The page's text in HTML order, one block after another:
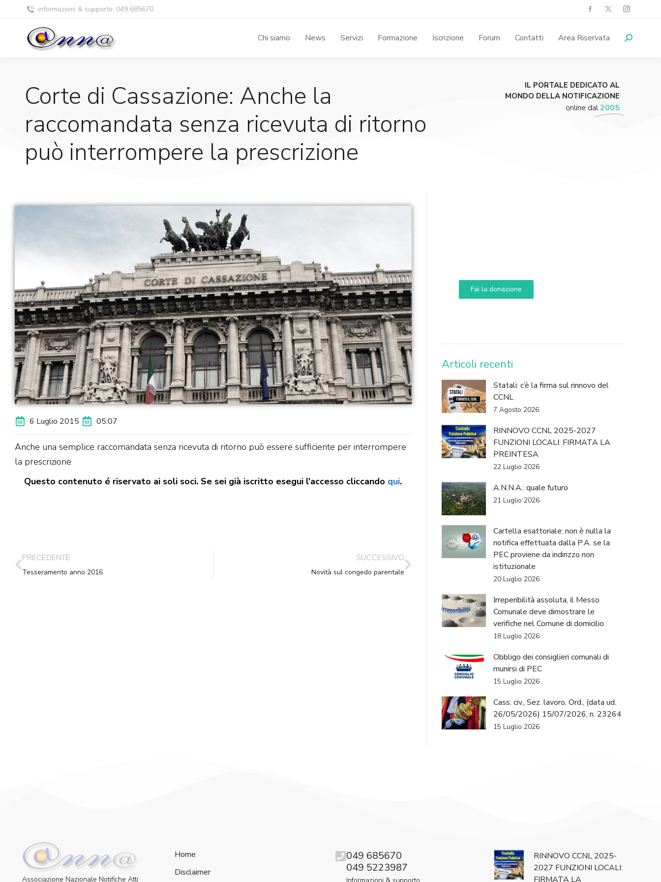
informazioni & supporto: 049 685670
Chi siamo News Servizi Formazione Iscrizione Forum Contatti Area Riservata
Corte di Cassazione: Anche la
raccomandata senza ricevuta di ritorno
può interrompere la prescrizione
IL PORTALE DEDICATO AL
MONDO DELLA NOTIFICAZIONE
online dal2005
6 Luglio 2015 05:07
Anche una semplice raccomandata senza ricevuta di ritorno può essere sufficiente per interrompere
la prescrizione
Questo contenuto é riservato ai soli soci. Se sei già iscritto esegui l'accesso cliccando qui.
PRECEDENTE
Tesseramento anno 2016
SUCCESSIVO
Novità sul congedo parentale
Fai la donazione
DONA
Articoli recenti
Statali: c’è la firma sul rinnovo del
CCNL
7 Agosto 2026
RINNOVO CCNL 2025-2027
FUNZIONI LOCALI: FIRMATA LA
PREINTESA
22 Luglio 2026
A.N.N.A.: quale futuro
21 Luglio 2026
Cartella esattoriale: non è nulla la
notifica effettuata dalla P.A. se la
PEC proviene da indirizzo non
istituzionale
20 Luglio 2026
Irreperibilità assoluta, il Messo
Comunale deve dimostrare le
verifiche nel Comune di domicilio
18 Luglio 2026
Obbligo dei consiglieri comunali di
munirsi di PEC
15 Luglio 2026
Cass. civ., Sez. lavoro, Ord., (data ud.
26/05/2026) 15/07/2026, n. 23264
15 Luglio 2026
Associazione Nazionale Notifiche Atti
Home
Disclaimer
049 685670
049 5223987
Informazioni & supporto
RINNOVO CCNL 2025-
2027 FUNZIONI LOCALI:
FIRMATA LA